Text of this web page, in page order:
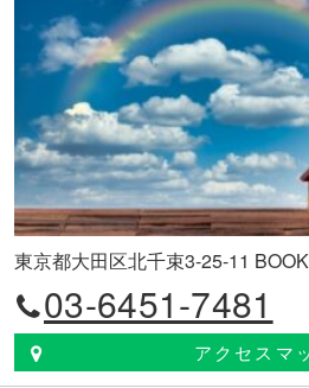
東京都大田区北千束3-25-11
03-6451-7481
アクセスマ